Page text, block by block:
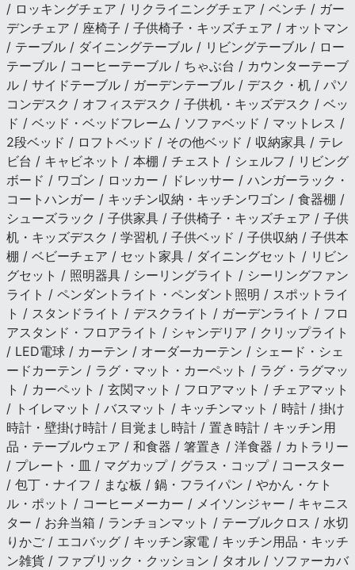
/ ロッキングチェア / リクライニングチェア / ベンチ / ガー
デンチェア / 座椅子 / 子供椅子・キッズチェア / オットマン
/ テーブル / ダイニングテーブル / リビングテーブル / ロー
テーブル / コーヒーテーブル / ちゃぶ台 / カウンターテーブ
ル / サイドテーブル / ガーデンテーブル / デスク・机 / パソ
コンデスク / オフィスデスク / 子供机・キッズデスク / ベッ
ド / ベッド・ベッドフレーム / ソファベッド / マットレス /
2段ベッド / ロフトベッド / その他ベッド / 収納家具 / テレ
ビ台 / キャビネット / 本棚 / チェスト / シェルフ / リビング
ボード / ワゴン / ロッカー / ドレッサー / ハンガーラック・
コートハンガー / キッチン収納・キッチンワゴン / 食器棚 /
シューズラック / 子供家具 / 子供椅子・キッズチェア / 子供
机・キッズデスク / 学習机 / 子供ベッド / 子供収納 / 子供本
棚 / ベビーチェア / セット家具 / ダイニングセット / リビン
グセット / 照明器具 / シーリングライト / シーリングファン
ライト / ペンダントライト・ペンダント照明 / スポットライ
ト / スタンドライト / デスクライト / ガーデンライト / フロ
アスタンド・フロアライト / シャンデリア / クリップライト
/ LED電球 / カーテン / オーダーカーテン / シェード・シェ
ードカーテン / ラグ・マット・カーペット / ラグ・ラグマッ
ト / カーペット / 玄関マット / フロアマット / チェアマット
/ トイレマット / バスマット / キッチンマット / 時計 / 掛け
時計・壁掛け時計 / 目覚まし時計 / 置き時計 / キッチン用
品・テーブルウェア / 和食器 / 箸置き / 洋食器 / カトラリー
/ プレート・皿 / マグカップ / グラス・コップ / コースター
/ 包丁・ナイフ / まな板 / 鍋・フライパン / やかん・ケト
ル・ポット / コーヒーメーカー / メイソンジャー / キャニス
ター / お弁当箱 / ランチョンマット / テーブルクロス / 水切
りかご / エコバッグ / キッチン家電 / キッチン用品・キッチ
ン雑貨 / ファブリック・クッション / タオル / ソファーカバ